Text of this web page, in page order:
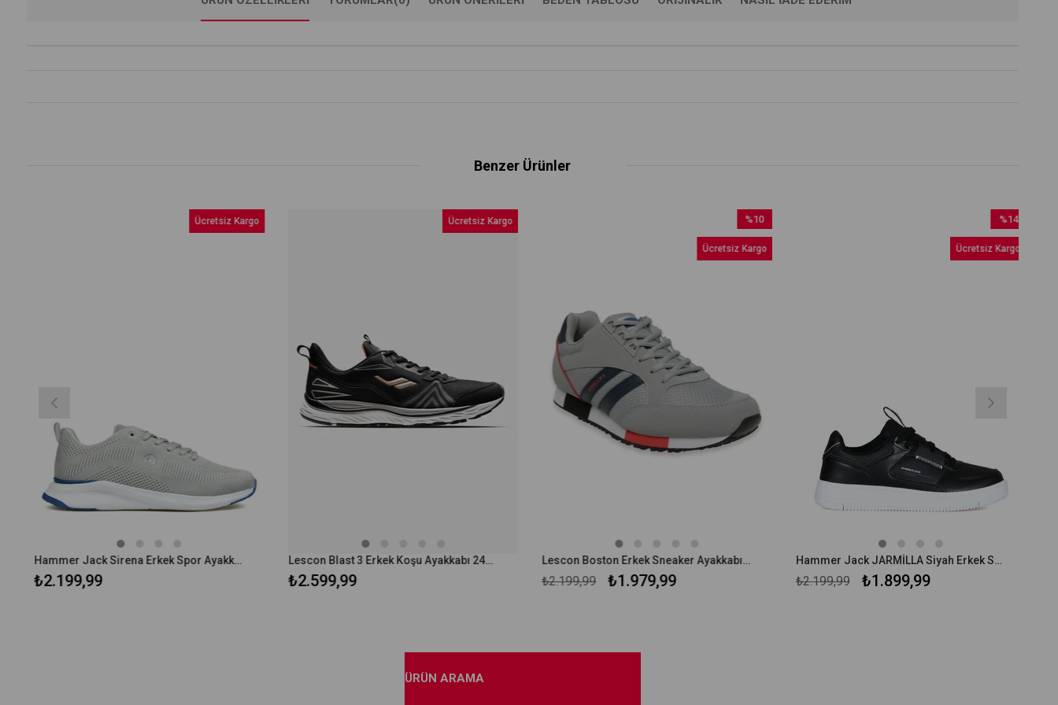
Benzer Ürünler
Hammer Jack Sirena Erkek Spor Ayakkabı 101 23378-M
₺2.199,99
Ücretsiz Kargo
Lescon Blast 3 Erkek Koşu Ayakkabı 24BAE00BLS3M
₺2.599,99
Ücretsiz Kargo
Lescon Boston Erkek Sneaker Ayakkabı 24BAE00BST5M
₺1.979,99
₺2.199,99
%10
İndirim
%10İndirim
Ücretsiz Kargo
Hammer Jack JARMİLLA Siyah Erkek Spor Ayakkabı
₺1.899,99
₺2.199,99
%14
İndirim
%14İndirim
Ücretsiz Kargo
ÜRÜN ARAMA